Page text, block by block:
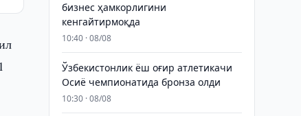
бизнес ҳамкорлигини
кенгайтирмоқда
10:40 · 08/08
Ўзбекистонлик ёш оғир атлетикачи
Осиё чемпионатида бронза олди
10:30 · 08/08